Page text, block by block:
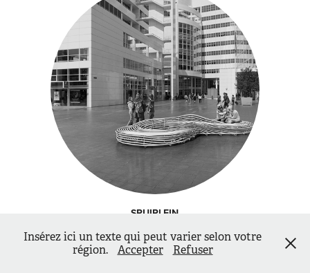
SPUIPLEIN
copyright fozr.fr 2026
Insérez ici un texte qui peut varier selon votre
région.
Accepter Refuser